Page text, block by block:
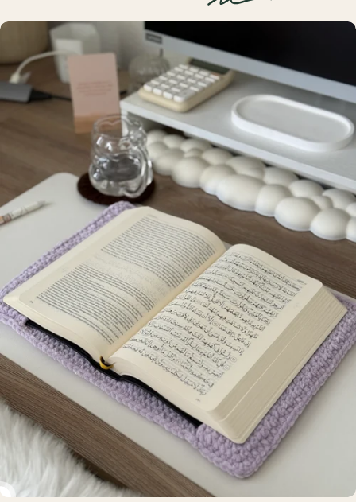
Après
Qur'an avec onglets Jardin Sacré